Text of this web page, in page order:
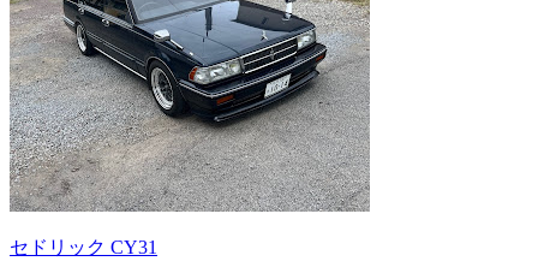
セドリック CY31